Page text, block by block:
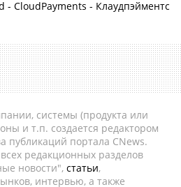
- CloudPayments - Клаудпэйментс
системы (продукта или
и т.п. создается редактором
публикаций портала CNews.
редакционных разделов
новости", статьи,
интервью, а также